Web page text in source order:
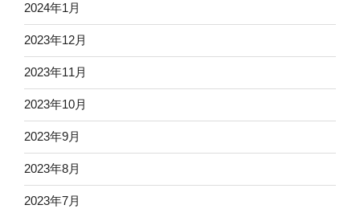
2024年1月
2023年12月
2023年11月
2023年10月
2023年9月
2023年8月
2023年7月